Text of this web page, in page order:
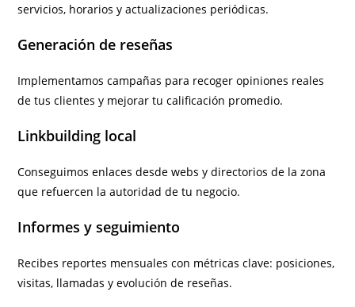
servicios, horarios y actualizaciones periódicas.
Generación de reseñas
Implementamos campañas para recoger opiniones reales
de tus clientes y mejorar tu calificación promedio.
Linkbuilding local
Conseguimos enlaces desde webs y directorios de la zona
que refuercen la autoridad de tu negocio.
Informes y seguimiento
Recibes reportes mensuales con métricas clave: posiciones,
visitas, llamadas y evolución de reseñas.